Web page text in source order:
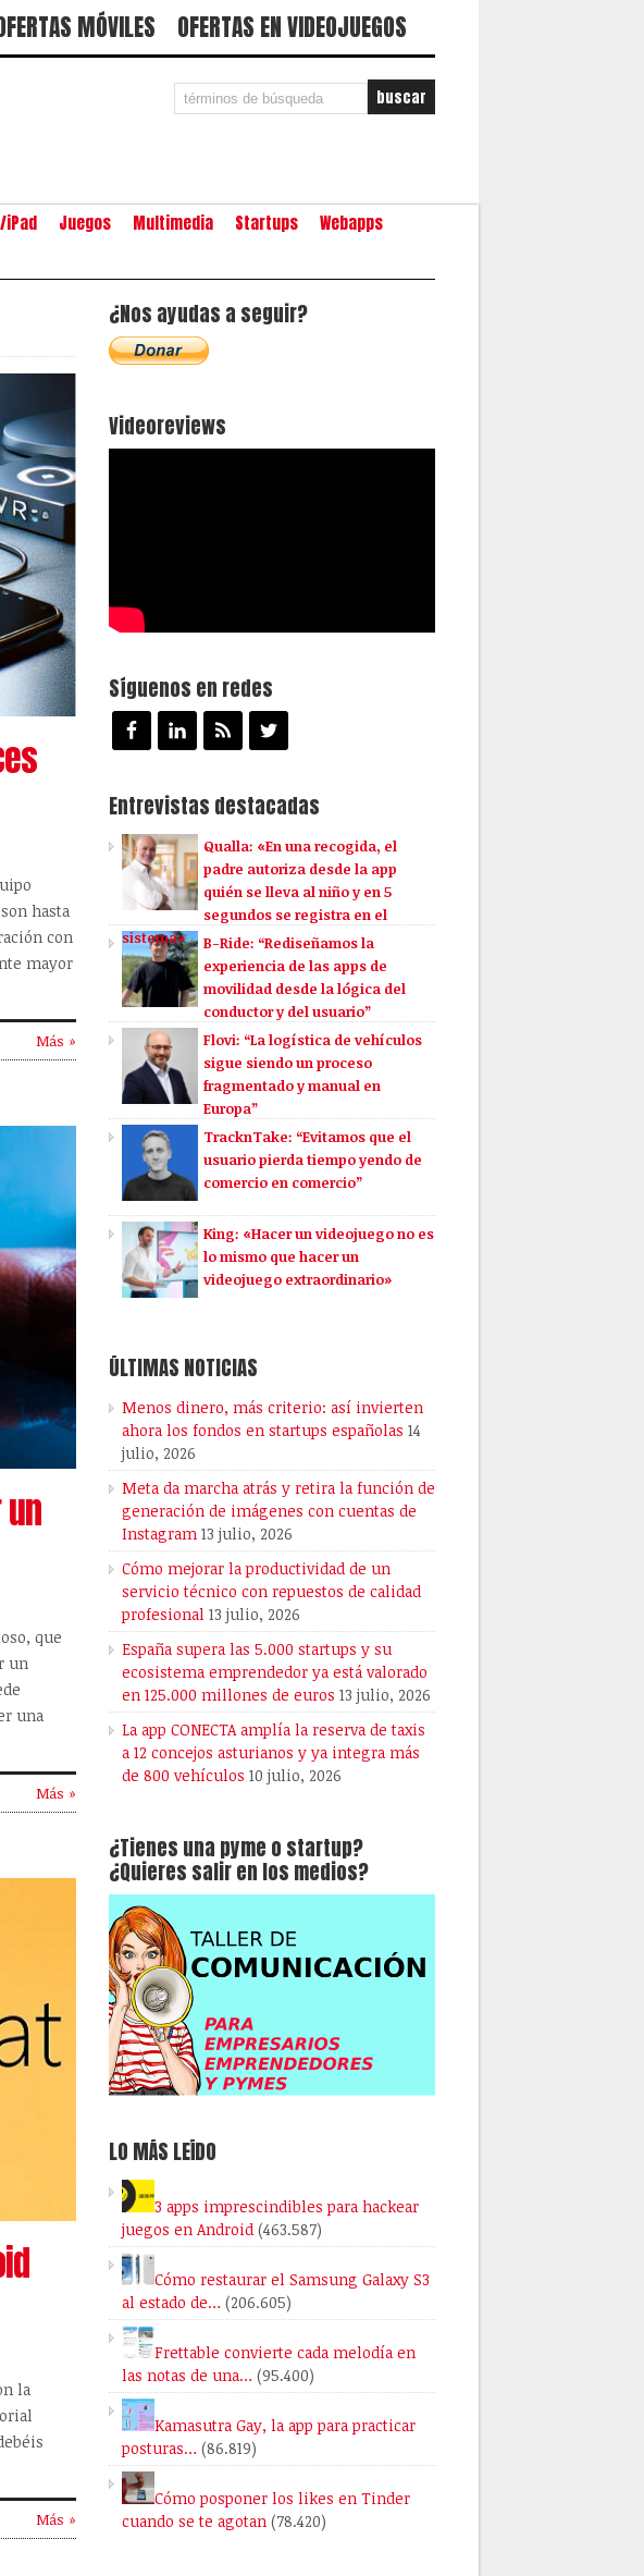
MÓVILES OFERTAS EN VIDEOJUEGOS
iPad Juegos Multimedia Startups
Webapps
hasta
con
mayor
Más »
que
un
una
Más »
la
Más »
¿Nos ayudas a seguir?
Videoreviews
Síguenos en redes
Entrevistas destacadas
Qualla: «En una recogida, el
padre autoriza desde la app
quién se lleva al niño y en 5
segundos se registra en el
sistema»
B-Ride: “Rediseñamos la
experiencia de las apps de
movilidad desde la lógica del
conductor y del usuario”
Flovi: “La logística de vehículos
sigue siendo un proceso
fragmentado y manual en
Europa”
TracknTake: “Evitamos que el
usuario pierda tiempo yendo de
comercio en comercio”
King: «Hacer un videojuego no es
lo mismo que hacer un
videojuego extraordinario»
ÚLTIMAS NOTICIAS
Menos dinero, más criterio: así invierten
ahora los fondos en startups españolas 14
julio, 2026
Meta da marcha atrás y retira la función de
generación de imágenes con cuentas de
Instagram 13 julio, 2026
Cómo mejorar la productividad de un
servicio técnico con repuestos de calidad
profesional 13 julio, 2026
España supera las 5.000 startups y su
ecosistema emprendedor ya está valorado
en 125.000 millones de euros 13 julio, 2026
La app CONECTA amplía la reserva de taxis
a 12 concejos asturianos y ya integra más
de 800 vehículos 10 julio, 2026
¿Tienes una pyme o startup?
¿Quieres salir en los medios?
LO MÁS LEÍDO
3 apps imprescindibles para hackear
juegos en Android (463.587)
Cómo restaurar el Samsung Galaxy S3
al estado de… (206.605)
Frettable convierte cada melodía en
las notas de una… (95.400)
Kamasutra Gay, la app para practicar
posturas… (86.819)
Cómo posponer los likes en Tinder
cuando se te agotan (78.420)